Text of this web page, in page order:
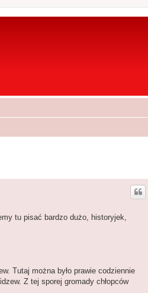
tu pisać bardzo dużo, historyjek,
Tutaj można było prawie codziennie
Z tej sporej gromady chłopców